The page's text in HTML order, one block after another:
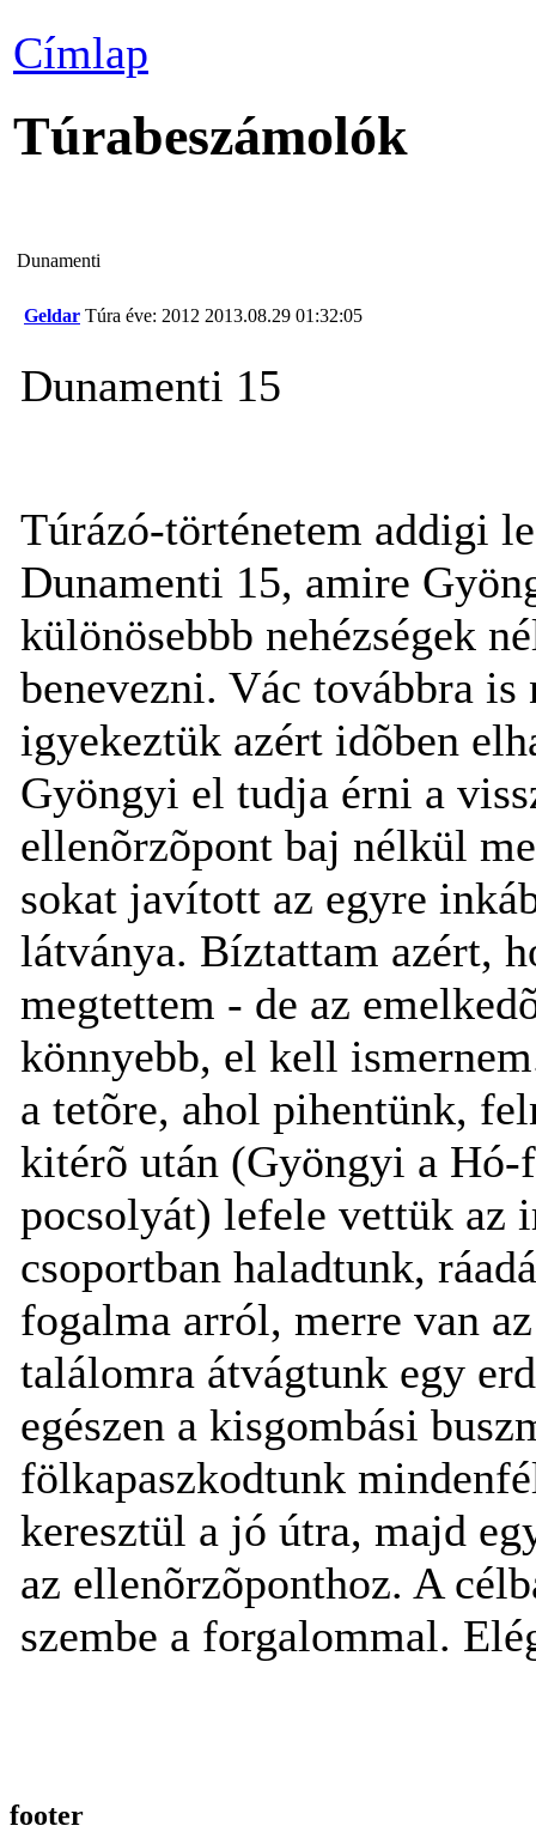
Címlap
Túrabeszámolók
Dunamenti
Geldar Túra éve: 2012 2013.08.29 01:32:05
Dunamenti 15
Túrázó-történetem addigi
Dunamenti 15, amire
különösebbb nehézségek
benevezni. Vác továbbra is
igyekeztük azért idõben
Gyöngyi el tudja érni a
ellenõrzõpont baj nélkül
sokat javított az egyre
látványa. Bíztattam azért,
megtettem - de az
könnyebb, el kell
a tetõre, ahol pihentünk,
kitérõ után (Gyöngyi a
pocsolyát) lefele vettük az
csoportban haladtunk,
fogalma arról, merre van
találomra átvágtunk egy
egészen a kisgombási
fölkapaszkodtunk
keresztül a jó útra, majd
az ellenõrzõponthoz. A
szembe a forgalommal.
footer